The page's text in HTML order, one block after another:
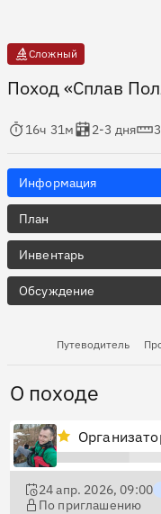
Сложный
Поход «Сплав
в пути
16ч 31м
Оценка в днях
2-3 дня
Информация
План
Инвентарь
Обсуждение
Путеводитель
О походе
24 апр. 2026, 09:00
По приглашению